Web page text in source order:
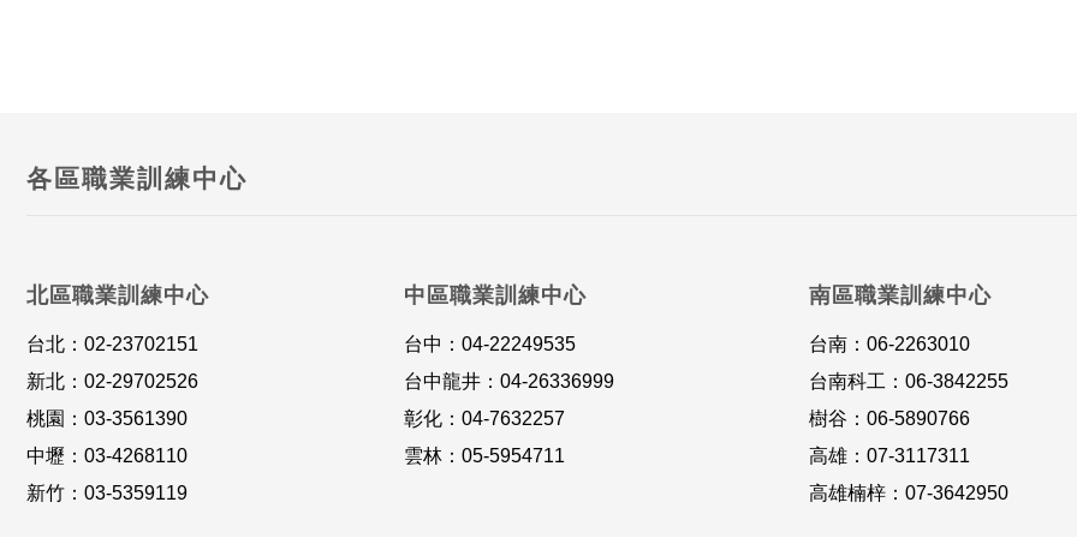
各區職業訓練中心
北區職業訓練中心
台北：02-23702151
新北：02-29702526
桃園：03-3561390
中壢：03-4268110
新竹：03-5359119
中區職業訓練中心
台中：04-22249535
台中龍井：04-26336999
彰化：04-7632257
雲林：05-5954711
南區職業訓練中心
台南：06-2263010
台南科工：06-3842255
樹谷：06-5890766
高雄：07-3117311
高雄楠梓：07-3642950